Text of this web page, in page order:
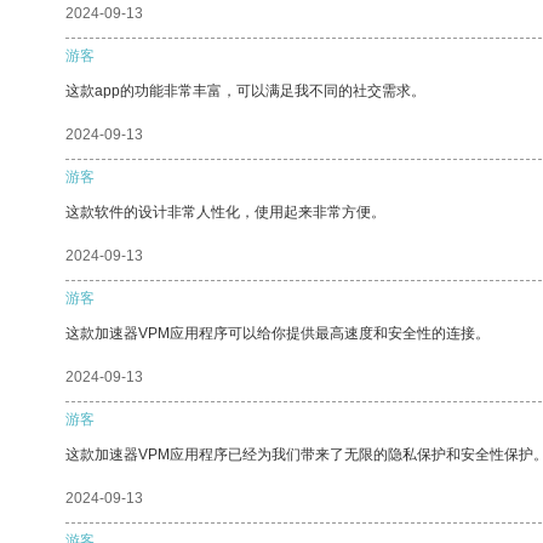
2024-09-13
游客
这款app的功能非常丰富，可以满足我不同的社交需求。
2024-09-13
游客
这款软件的设计非常人性化，使用起来非常方便。
2024-09-13
游客
这款加速器VPM应用程序可以给你提供最高速度和安全性的连接。
2024-09-13
游客
这款加速器VPM应用程序已经为我们带来了无限的隐私保护和安全性保护
2024-09-13